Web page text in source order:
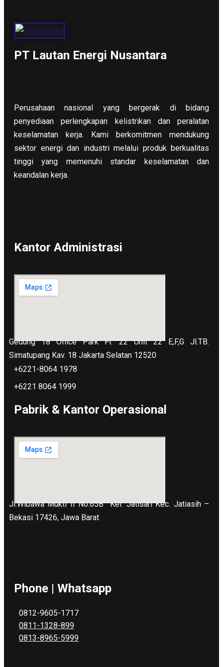
PT Lautan Energi Nusantara
Perusahaan nasional yang bergerak di bidang
penyediaan perlengkapan kelistrikan dan peralatan
keselamatan kerja. Kami berkomitmen mendukung
sektor energi dan industri melalui produk berkualitas
tinggi yang memenuhi standar keselamatan dan
keandalan kerja.
Kantor Administrasi
Gedung 18 Office Park Fl. 22 Unit 22 E,F,G Jl.TB.
Simatupang Kav. 18 Jakarta Selatan 12520
+6221-8064 1978
+6221 8064 1999
Pabrik & Kantor Operasional
Jl.Wibawa Mukti II No.65B
Kel. Jatisari Kec. Jatiasih –
Bekasi 17426, Jawa Barat
Phone | Whatsapp
0812-9605-1717
0811-1328-899
0813-8965-5999